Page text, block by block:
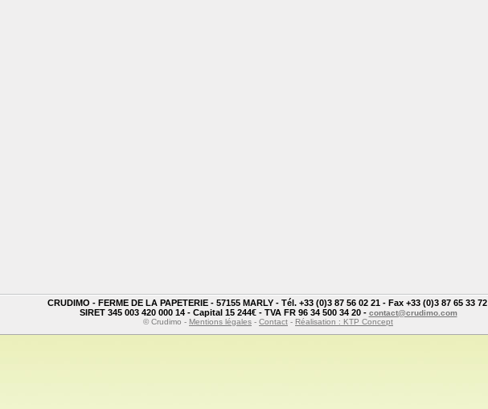
CRUDIMO - FERME DE LA PAPETERIE - 57155 MARLY - Tél. +33 (0)3 87 56 02 21 - Fax +33 (0)3 87 65 33 72
SIRET 345 003 420 000 14 - Capital 15 244€ - TVA FR 96 34 500 34 20 - contact@crudimo.com
© Crudimo - Mentions légales - Contact - Réalisation : KTP Concept